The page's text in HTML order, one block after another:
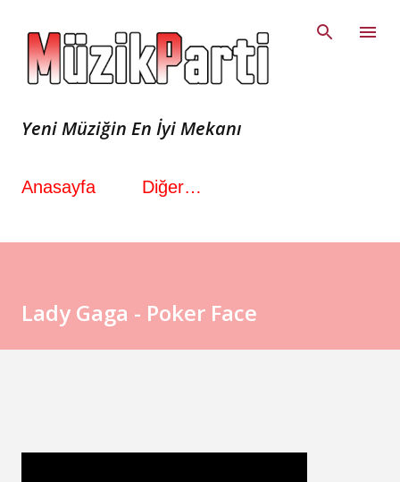
Yeni Müziğin En İyi Mekanı
Anasayfa Diğer…
Lady Gaga - Poker Face